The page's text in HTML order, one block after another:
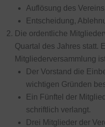
Auflösung des
Entscheidung,
Die ordentliche
Quartal des Jahres statt.
Mitgliederversammlung
Der Vorstand die
wichtigen Gründen
Ein Fünftel der
schriftlich verlangt.
Drei Mitglieder der